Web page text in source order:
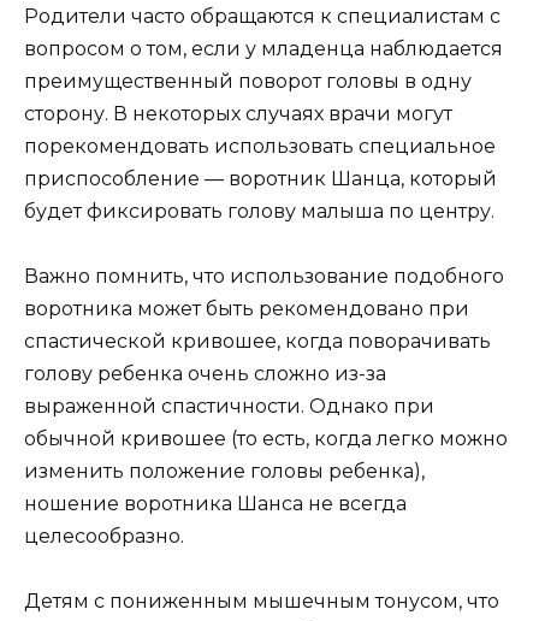
Родители часто обращаются к специалистам с
вопросом о том, если у младенца наблюдается
преимущественный поворот головы в одну
сторону. В некоторых случаях врачи могут
порекомендовать использовать специальное
приспособление — воротник Шанца, который
будет фиксировать голову малыша по центру.
Важно помнить, что использование подобного
воротника может быть рекомендовано при
спастической кривошее, когда поворачивать
голову ребенка очень сложно из-за
выраженной спастичности. Однако при
обычной кривошее (то есть, когда легко можно
изменить положение головы ребенка),
ношение воротника Шанса не всегда
целесообразно.
Детям с пониженным мышечным тонусом, что